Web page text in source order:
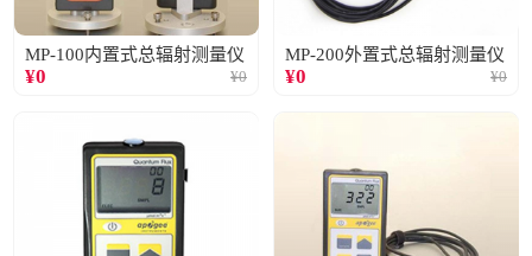
MP-100内置式总辐射测量仪
¥0 ¥0
MP-200外置式总辐射测量仪
¥0 ¥0